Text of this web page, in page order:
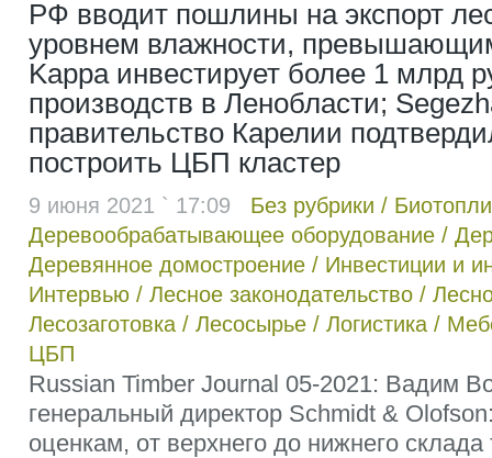
РФ вводит пошлины на экспорт
уровнем влажности,
Kappa инвестирует более 1 млрд
производств в Ленобласти;
правительство Карелии
построить ЦБП кластер
9 июня 2021 ` 17:09 Без рубрики /
Деревообрабатывающее оборудование /
Деревянное домостроение / Инвестиции и
Интервью / Лесное законодательство /
Лесозаготовка / Лесосырье / Логистика /
ЦБП
Russian Timber Journal 05-2021: Вадим
генеральный директор Schmidt &
оценкам, от верхнего до нижнего склада